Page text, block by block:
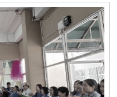
รเป็นบุคลากรทางการ
ราจารย์ ดร.เทพ พงษ์พา
อมด้วย นายพงษ์พิพัฒน์
ละศิษย์เก่าสัมพันธ์ ใน
ามรู้เกี่ยวกับประวัติความ
ทยาลัยแม่โจ้ เพื่อสร้าง
อกาสนี้ รองศาสตราจารย์